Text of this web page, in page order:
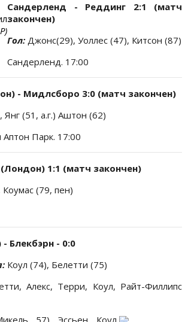
Сандерленд - Реддинг 2:1 (матч
закончен)
Гол: Джонс(29), Уоллес (47), Китсон (87)
Сандерленд. 17:00
- Мидлсборо 3:0 (матч закончен)
Янг (51, а.г.) Аштон (62)
Парк. 17:00
1:1 (матч закончен)
(79, пен)
Блекбэрн - 0:0
Коул (74), Белетти (75)
Алекс, Терри, Коул, Райт-Филлипс